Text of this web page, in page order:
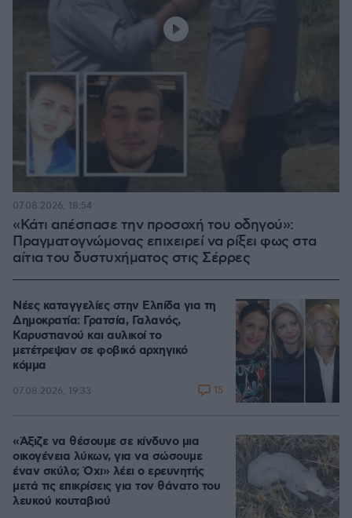
«Κάτι απέσπασε την προσοχή του οδηγού»:
Πραγματογνώμονας επιχειρεί να ρίξει φως στα
αίτια του δυστυχήματος στις Σέρρες
07.08.2026, 18:54
Νέες καταγγελίες στην Ελπίδα για τη
Δημοκρατία: Γρατσία, Γαλανός,
Καρυστιανού και αυλικοί το
μετέτρεψαν σε φοβικό αρχηγικό
κόμμα
07.08.2026, 19:33 15
«Άξιζε να θέσουμε σε κίνδυνο μια
οικογένεια λύκων, για να σώσουμε
έναν σκύλο; Όχι» λέει ο ερευνητής
μετά τις επικρίσεις για τον θάνατο του
λευκού κουταβιού